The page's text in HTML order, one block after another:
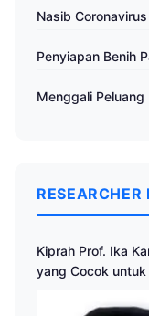
Nasib
Penyiapan Benih
Menggali Peluang
RESEARCHER
Kiprah Prof. Ika
yang Cocok